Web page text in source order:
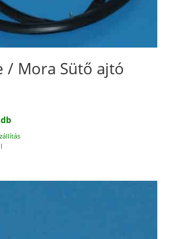
/ Mora Sütő ajtó